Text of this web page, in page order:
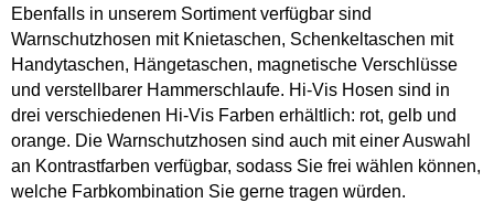
Ebenfalls in unserem Sortiment verfügbar sind
Warnschutzhosen mit Knietaschen, Schenkeltaschen mit
Handytaschen, Hängetaschen, magnetische Verschlüsse
und verstellbarer Hammerschlaufe. Hi-Vis Hosen sind in
drei verschiedenen Hi-Vis Farben erhältlich: rot, gelb und
orange. Die Warnschutzhosen sind auch mit einer Auswahl
an Kontrastfarben verfügbar, sodass Sie frei wählen können,
welche Farbkombination Sie gerne tragen würden.